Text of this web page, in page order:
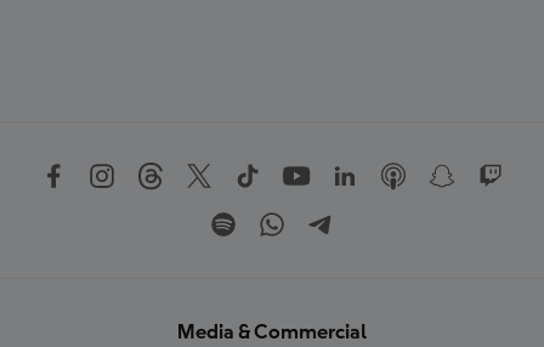
Media & Commercial